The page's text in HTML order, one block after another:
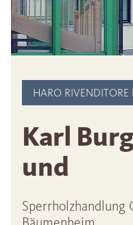
HARO RIVENDITORE
Karl
und
Sperrholzhandlung